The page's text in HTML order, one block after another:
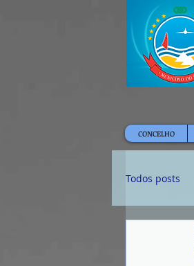
CONCELHO
Todos posts